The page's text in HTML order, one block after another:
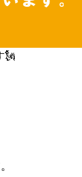
🗽